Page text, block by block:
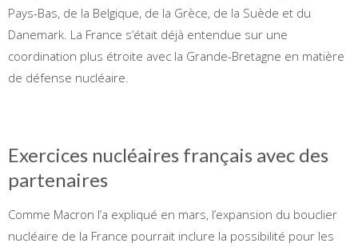
Pays-Bas, de la Belgique, de la Grèce, de la Suède et du
Danemark. La France s’était déjà entendue sur une
coordination plus étroite avec la Grande-Bretagne en matière
de défense nucléaire.
Exercices nucléaires français avec des
partenaires
Comme Macron l’a expliqué en mars, l’expansion du bouclier
nucléaire de la France pourrait inclure la possibilité pour les